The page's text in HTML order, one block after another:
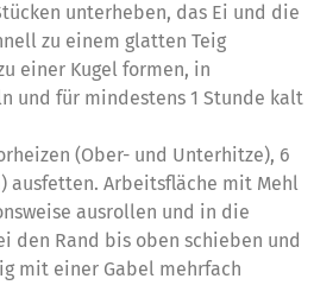
unterheben, das Ei und die
zu einem glatten Teig
einer Kugel formen, in
und für mindestens 1 Stunde kalt
(Ober- und Unterhitze), 6
ausfetten. Arbeitsfläche mit Mehl
ausrollen und in die
den Rand bis oben schieben und
mit einer Gabel mehrfach